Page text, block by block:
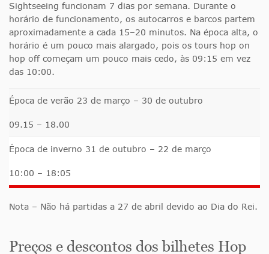
Sightseeing funcionam 7 dias por semana. Durante o
horário de funcionamento, os autocarros e barcos partem
aproximadamente a cada 15–20 minutos. Na época alta, o
horário é um pouco mais alargado, pois os tours hop on
hop off começam um pouco mais cedo, às 09:15 em vez
das 10:00.
Época de verão 23 de março – 30 de outubro
09.15 – 18.00
Época de inverno 31 de outubro – 22 de março
10:00 – 18:05
Nota – Não há partidas a 27 de abril devido ao Dia do Rei.
Preços e descontos dos bilhetes Hop